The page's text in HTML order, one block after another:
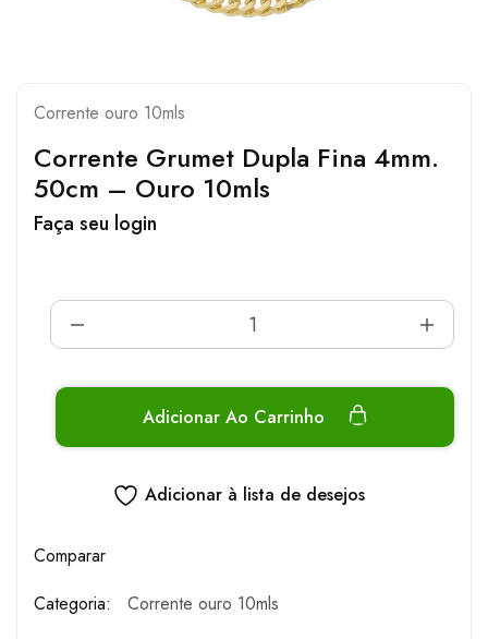
Corrente ouro 10mls
Corrente Grumet Dupla Fina 4mm.
50cm – Ouro 10mls
Faça seu login
Adicionar Ao Carrinho
Adicionar à lista de desejos
Comparar
Categoria:
Corrente ouro 10mls